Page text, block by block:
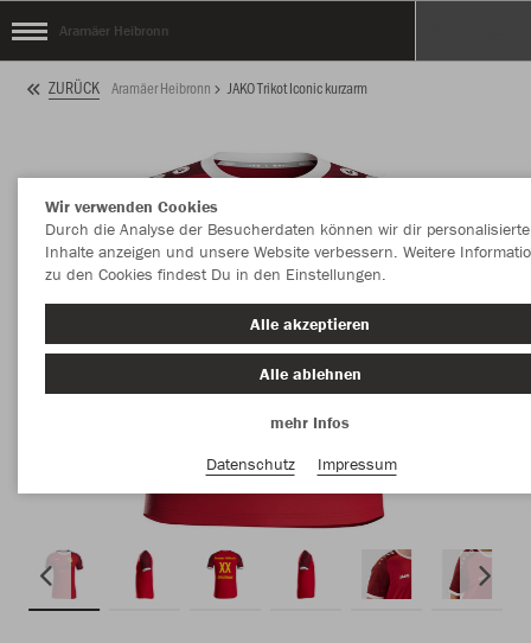
Aramäer Heibronn
ZURÜCK Aramäer Heibronn JAKO Trikot Iconic kurzarm
Wir verwenden Cookies
Durch die Analyse der Besucherdaten können wir dir personalisierte
Inhalte anzeigen und unsere Website verbessern. Weitere
zu den Cookies findest Du in den Einstellungen.
Alle akzeptieren
Alle ablehnen
mehr Infos
Datenschutz
Impressum